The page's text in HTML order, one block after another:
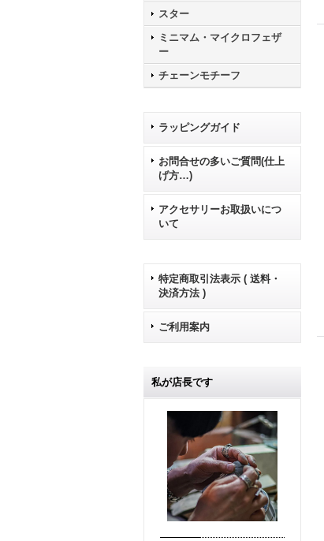
スター
ミニマム・マイクロフェザ
ー
チェーンモチーフ
ラッピングガイド
お問合せの多いご質問(仕上
げ方…)
アクセサリーお取扱いにつ
いて
特定商取引法表示 ( 送料・
決済方法 )
ご利用案内
私が店長です